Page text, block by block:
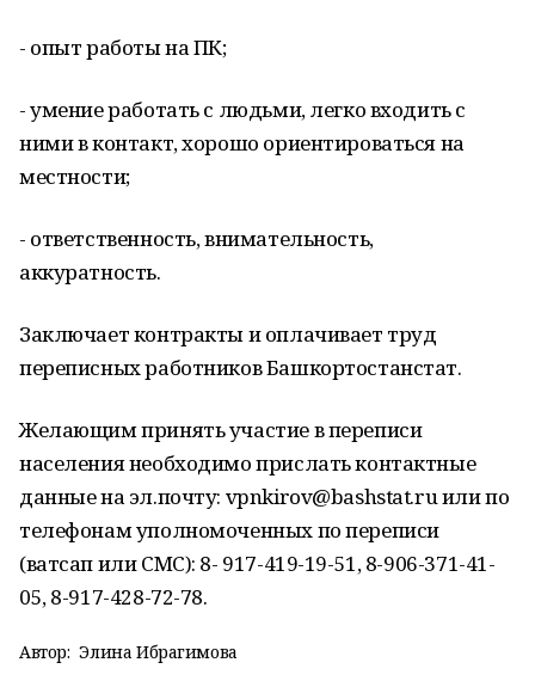
- опыт работы на ПК;
- умение работать с людьми, легко входить с
ними в контакт, хорошо ориентироваться на
местности;
- ответственность, внимательность,
аккуратность.
Заключает контракты и оплачивает труд
переписных работников Башкортостанстат.
Желающим принять участие в переписи
населения необходимо прислать контактные
данные на эл.почту: vpnkirov@bashstat.ru или по
телефонам уполномоченных по переписи
(ватсап или СМС): 8- 917-419-19-51, 8-906-371-41-
05, 8-917-428-72-78.
Автор: Элина Ибрагимова